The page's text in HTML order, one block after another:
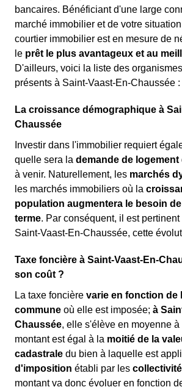
bancaires. Bénéficiant d'une large
marché immobilier et de votre
courtier immobilier est en mesure de
le prêt le plus avantageux et au
D'ailleurs, voici la liste des
présents à Saint-Vaast-En-Chaussée :
La croissance démographique à
Chaussée
Investir dans l'immobilier requiert
quelle sera la demande de logement
à venir. Naturellement, les marchés
les marchés immobiliers où la
population augmentera le besoin
terme. Par conséquent, il est
Saint-Vaast-En-Chaussée, cette
Taxe foncière à Saint-Vaast-En-
son coût ?
La taxe foncière varie en fonction de
commune où elle est imposée; à
Chaussée, elle s'élève en moyenne à
montant est égal à la moitié de la
cadastrale du bien à laquelle est
d'imposition établi par les
montant va donc évoluer en fonction